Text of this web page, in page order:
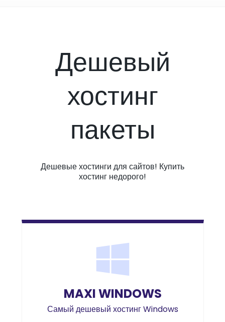
Дешевый
хостинг
пакеты
Дешевые хостинги для сайтов! Купить
хостинг недорого!
MAXI WINDOWS
Самый дешевый хостинг Windows